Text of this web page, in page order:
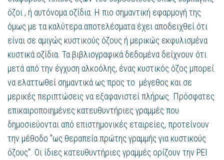
όζοι , ή αυτόνομα οζίδια. Η πιο σημαντική εφαρμογή της
όμως με τα καλύτερα αποτελέσματα έχει αποδειχθεί ότι
είναι σε αμιγώς κυστικούς όζους ή μερικώς εκφυλισμένα
κυστικά οζίδια. Τα βιβλιογραφικά δεδομένα δείχνουν ότι
μετά από την έγχυση αλκοόλης, ένας κυστικός όζος μπορεί
να ελαττωθεί σημαντικά ως προς το μέγεθος και σε
μερικές περιπτώσεις να εξαφανιστεί πλήρως. Πρόσφατες
επικαιροποιημένες κατευθυντήριες γραμμές που
δημοσιεύονται από επιστημονικές εταιρείες, προτείνουν
την μέθοδο "ως θεραπεία πρώτης γραμμής για κυστικούς
όζους". Οι ίδιες κατευθυντήριες γραμμές ορίζουν την PEI